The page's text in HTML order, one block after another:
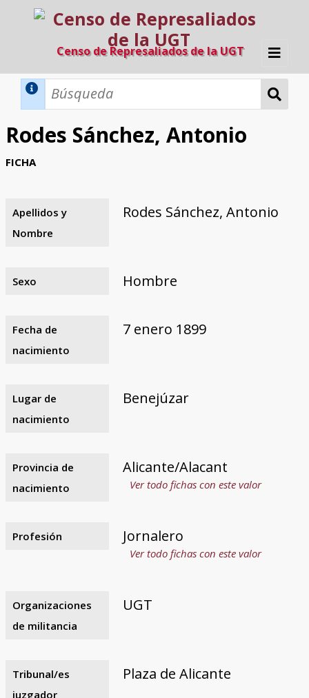
Censo de Represaliados de la UGT
Inicio
Búsqueda Dinámica
Búsqueda Avanzada
Razones y objetivos
El equipo
Colaboradores
Fuentes documentales
Rodes Sánchez, Antonio
FICHA
Apellidos y
Nombre
Rodes Sánchez, Antonio
Sexo Hombre
Fecha de
nacimiento
7 enero 1899
Lugar de
nacimiento
Benejúzar
Provincia de
nacimiento
Alicante/Alacant
Ver todo fichas con este valor
Profesión Jornalero
Ver todo fichas con este valor
Organizaciones
de militancia
UGT
Tribunal/es
juzgador
Plaza de Alicante